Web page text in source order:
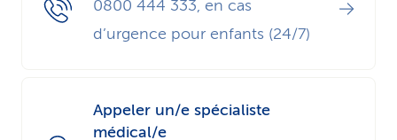
0800 444 333, en cas
d’urgence pour enfants (24/7)
Appeler un/e spécialiste
médical/e